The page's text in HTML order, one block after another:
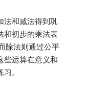
法和减法得到巩
和初步的乘法表
除法则通过公平
些运算在意义和
。